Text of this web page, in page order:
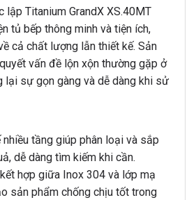
lập Titanium GrandX XS.40MT
tủ bếp thông minh và tiện ích,
cả chất lượng lẫn thiết kế. Sản
vấn đề lộn xộn thường gặp ở
lại sự gọn gàng và dễ dàng khi sử
tầng giúp phân loại và sắp
dễ dàng tìm kiếm khi cần.
hợp giữa Inox 304 và lớp mạ
sản phẩm chống chịu tốt trong